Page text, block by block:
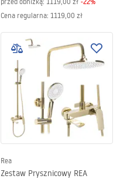
Cena regularna: 1119,00 zł
Rea
Zestaw Prysznicowy REA